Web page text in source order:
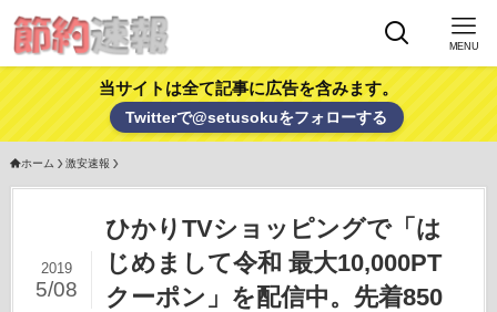
MENU
当サイトは全て記事に広告を含みます。
Twitterで@setusokuをフォローする
ホーム 激安速報
ひかりTVショッピングで「は
じめまして令和 最大10,000PT
クーポン」を配信中。先着850
2019
5/08